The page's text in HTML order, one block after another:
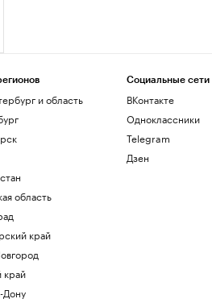
и область
область
край
край
Дону
Социальные сети
ВКонтакте
Одноклассники
Telegram
Дзен